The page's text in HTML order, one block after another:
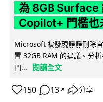
為 8GB Surface
Copilot+ 門檻也
Microsoft 被發現靜靜刪除
置 32GB RAM 的建議。分
門...
閱讀全文
150 13 ↗ 分享